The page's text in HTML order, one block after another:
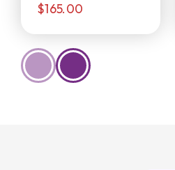
$165.00